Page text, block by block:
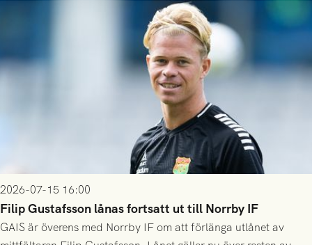
2026-07-15 16:00
Filip Gustafsson lånas fortsatt ut till Norrby IF
GAIS är överens med Norrby IF om att förlänga utlånet av